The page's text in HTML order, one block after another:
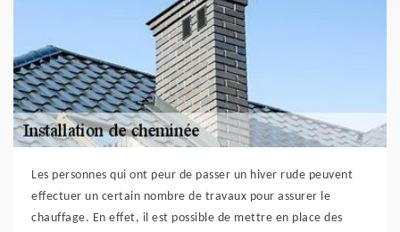
Les personnes qui ont peur de passer un hiver rude peuvent
effectuer un certain nombre de travaux pour assurer le
chauffage. En effet, il est possible de mettre en place des